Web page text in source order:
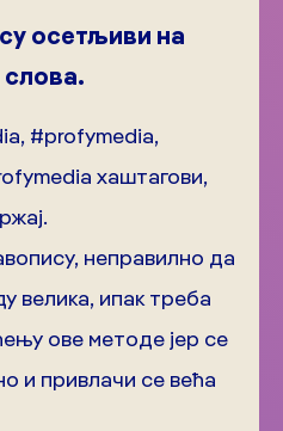
осетљиви на
слова.
#profymedia,
хаштагови,
неправилно да
велика, ипак треба
ове методе јер се
и привлачи се већа